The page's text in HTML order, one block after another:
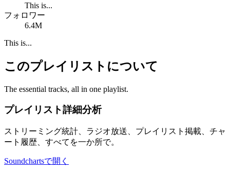
This is...
フォロワー
6.4M
This is...
このプレイリストについて
The essential tracks, all in one playlist.
プレイリスト詳細分析
ストリーミング統計、ラジオ放送、プレイリスト掲載、チャ
ート履歴、すべてを一か所で。
Soundchartsで開く